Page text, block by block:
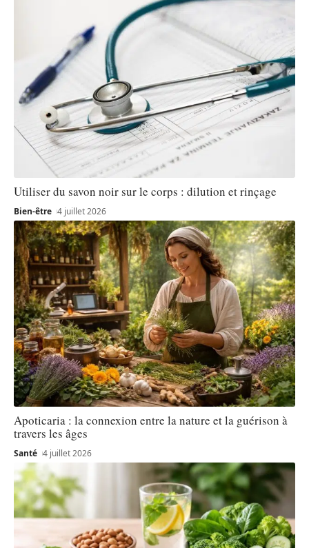
Utiliser du savon noir sur le corps : dilution et rinçage
Bien-être 4 juillet 2026
Apoticaria : la connexion entre la nature et la guérison à
travers les âges
Santé 4 juillet 2026